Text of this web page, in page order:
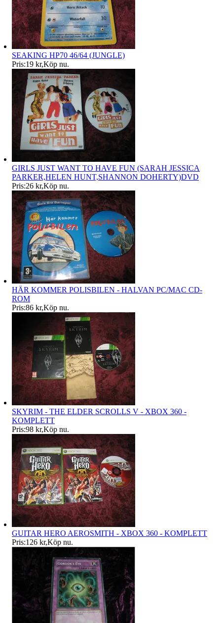
SEAKING HP70 46/64 (JUNGLE)
Pris:19 kr,Köp nu.
GIRLS JUST WANT TO HAVE FUN (SARAH JESSICA
PARKER,HELEN HUNT,SHANNON DOHERTY)DVD
Pris:26 kr,Köp nu.
HÄR KOMMER POLISBILEN - HALVAN PC/MAC CD-
ROM
Pris:86 kr,Köp nu.
SKYRIM - THE ELDER SCROLLS V - XBOX 360 -
KOMPLETT
Pris:98 kr,Köp nu.
GUITAR HERO AEROSMITH - XBOX 360 - KOMPLETT
Pris:126 kr,Köp nu.